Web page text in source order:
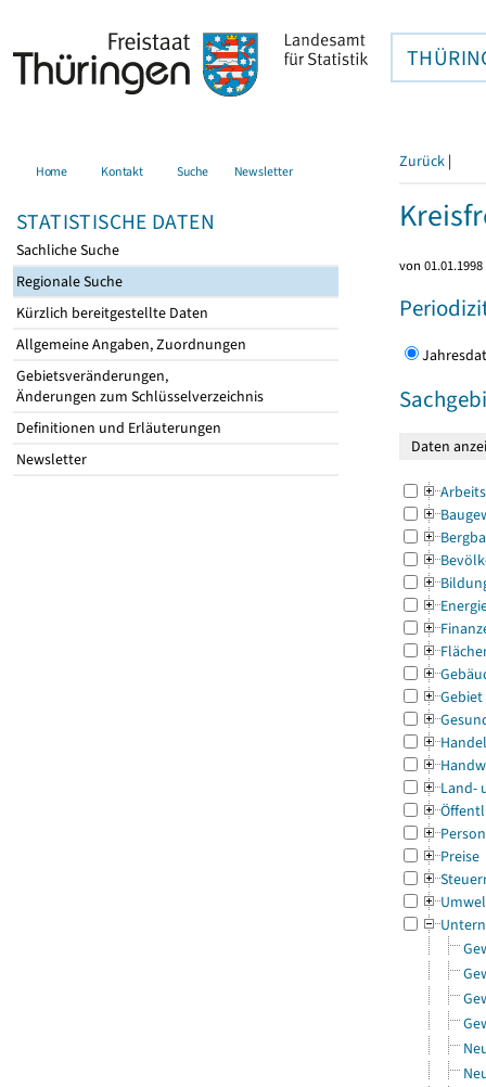
Home Kontakt Suche Newsletter
STATISTISCHE DATEN
Sachliche Suche
Regionale Suche
Kürzlich bereitgestellte Daten
Allgemeine Angaben, Zuordnungen
Gebietsveränderungen,
Änderungen zum Schlüsselverzeichnis
Definitionen und Erläuterungen
Newsletter
Zurück |
von
Gebiet
Land-
Preise